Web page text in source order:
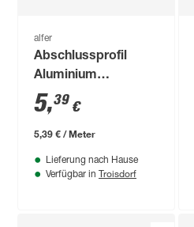
alfer
Abschlussprofil
Aluminium
messingfarben 1000
x 25 mm
5,39 €
5,39 € / Meter
Lieferung nach Hause
Verfügbar in Troisdorf